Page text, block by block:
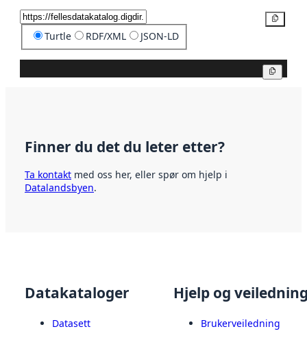
Turtle RDF/XML JSON-LD
Finner du det du leter etter?
Ta kontakt med oss her, eller spør om hjelp i
Datalandsbyen.
Datakataloger
Datasett
Hjelp og
Brukerveiledning